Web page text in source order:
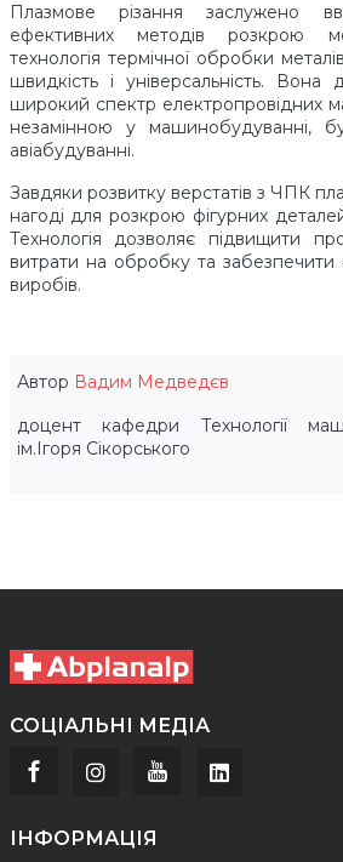
Плазмове різання заслужено
ефективних методів розкрою
технологія термічної обробки
швидкість і універсальність.
широкий спектр електропровідних
незамінною у машинобудуванні,
авіабудуванні.
Завдяки розвитку верстатів з ЧПК
нагоді для розкрою фігурних
Технологія дозволяє підвищити
витрати на обробку та забезпечити
виробів.
Автор Вадим Медведєв
доцент кафедри Технології
ім.Ігоря Сікорського
СОЦІАЛЬНІ МЕДІА
ІНФОРМАЦІЯ